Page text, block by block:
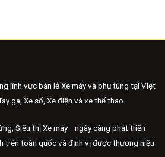
lĩnh vực bán lẻ Xe máy và phụ tùng tại Việt
ga, Xe số, Xe điện và xe thể thao.
Siêu thị Xe máy –ngày càng phát triển
trên toàn quốc và định vị được thương hiệu